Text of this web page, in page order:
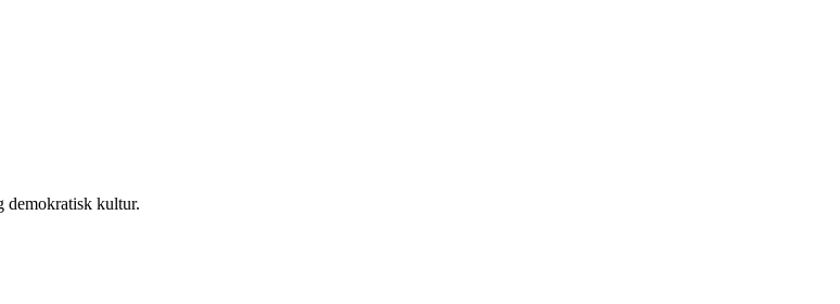
demokratisk kultur.